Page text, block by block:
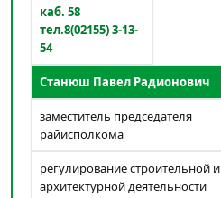
каб. 58
тел.8(02155) 3-13-
54
Станюш Павел Радионович
заместитель председателя
райисполкома
регулирование строительной и
архитектурной деятельности